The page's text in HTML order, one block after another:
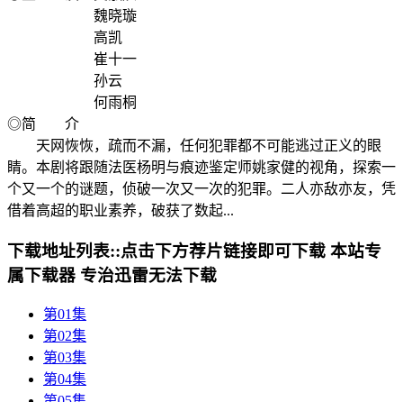
魏晓璇
高凯
崔十一
孙云
何雨桐
◎简 介
天网恢恢，疏而不漏，任何犯罪都不可能逃过正义的眼
睛。本剧将跟随法医杨明与痕迹鉴定师姚家健的视角，探索一
个又一个的谜题，侦破一次又一次的犯罪。二人亦敌亦友，凭
借着高超的职业素养，破获了数起...
下载地址列表::点击下方荐片链接即可下载 本站专
属下载器 专治迅雷无法下载
第01集
第02集
第03集
第04集